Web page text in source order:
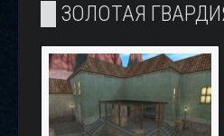
█ ЗОЛОТАЯ